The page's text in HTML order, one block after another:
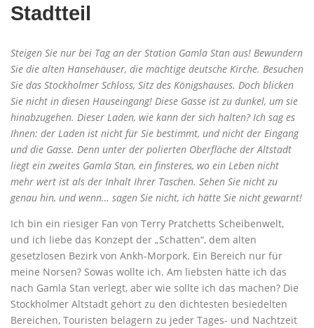
Stadtteil
Steigen Sie nur bei Tag an der Station Gamla Stan aus! Bewundern
Sie die alten Hansehäuser, die mächtige deutsche Kirche. Besuchen
Sie das Stockholmer Schloss, Sitz des Königshauses. Doch blicken
Sie nicht in diesen Hauseingang! Diese Gasse ist zu dunkel, um sie
hinabzugehen. Dieser Laden, wie kann der sich halten? Ich sag es
Ihnen: der Laden ist nicht für Sie bestimmt, und nicht der Eingang
und die Gasse. Denn unter der polierten Oberfläche der Altstadt
liegt ein zweites Gamla Stan, ein finsteres, wo ein Leben nicht
mehr wert ist als der Inhalt Ihrer Taschen. Sehen Sie nicht zu
genau hin, und wenn… sagen Sie nicht, ich hätte Sie nicht gewarnt!
Ich bin ein riesiger Fan von Terry Pratchetts Scheibenwelt,
und ich liebe das Konzept der „Schatten“, dem alten
gesetzlosen Bezirk von Ankh-Morpork. Ein Bereich nur für
meine Norsen? Sowas wollte ich. Am liebsten hätte ich das
nach Gamla Stan verlegt, aber wie sollte ich das machen? Die
Stockholmer Altstadt gehört zu den dichtesten besiedelten
Bereichen, Touristen belagern zu jeder Tages- und Nachtzeit